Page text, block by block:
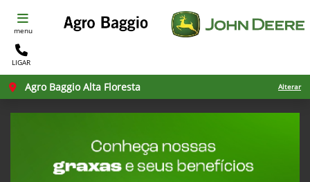
menu
LIGAR
Agro Baggio Alta Floresta Alterar